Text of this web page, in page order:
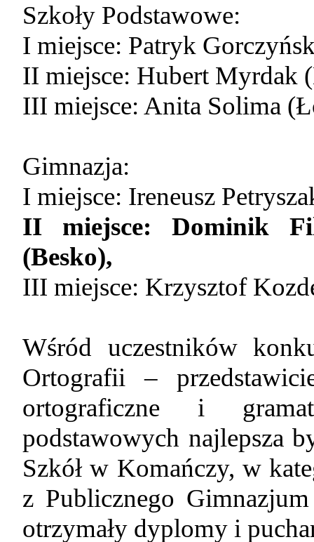
Szkoły Podstawowe:
I miejsce: Patryk
II miejsce: Hubert Myrdak
III miejsce: Anita Solima
Gimnazja:
I miejsce: Ireneusz
II miejsce: Dominik
(Besko),
III miejsce: Krzysztof
Wśród uczestników
Ortografii –
ortograficzne i
podstawowych najlepsza
Szkół w Komańczy, w
z Publicznego
otrzymały dyplomy i